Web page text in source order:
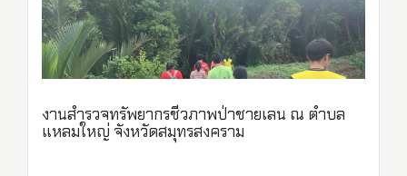
งานสำรวจทรัพยากรชีวภาพป่าชายเลน ณ ตำบล
แหลมใหญ่ จังหวัดสมุทรสงคราม